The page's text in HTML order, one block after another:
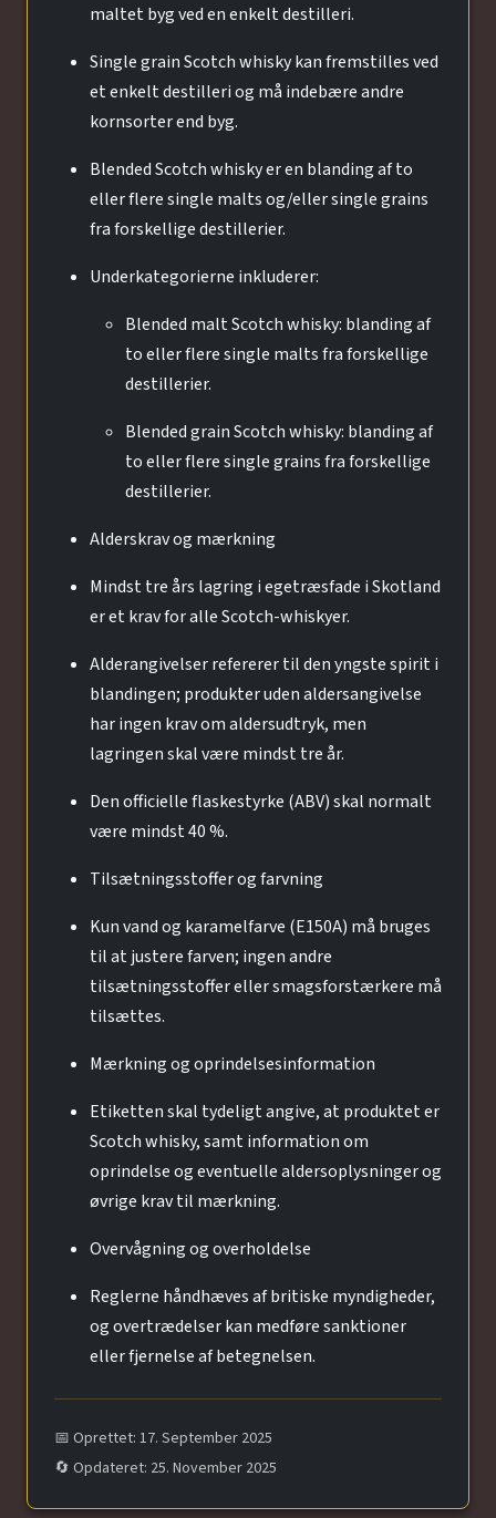
maltet byg ved en enkelt destilleri.
Single grain Scotch whisky kan fremstilles ved
et enkelt destilleri og må indebære andre
kornsorter end byg.
Blended Scotch whisky er en blanding af to
eller flere single malts og/eller single grains
fra forskellige destillerier.
Underkategorierne inkluderer:
Blended malt Scotch whisky: blanding af
to eller flere single malts fra forskellige
destillerier.
Blended grain Scotch whisky: blanding af
to eller flere single grains fra forskellige
destillerier.
Alderskrav og mærkning
Mindst tre års lagring i egetræsfade i Skotland
er et krav for alle Scotch-whiskyer.
Alderangivelser refererer til den yngste spirit i
blandingen; produkter uden aldersangivelse
har ingen krav om aldersudtryk, men
lagringen skal være mindst tre år.
Den officielle flaskestyrke (ABV) skal normalt
være mindst 40 %.
Tilsætningsstoffer og farvning
Kun vand og karamelfarve (E150A) må bruges
til at justere farven; ingen andre
tilsætningsstoffer eller smagsforstærkere må
tilsættes.
Mærkning og oprindelsesinformation
Etiketten skal tydeligt angive, at produktet er
Scotch whisky, samt information om
oprindelse og eventuelle aldersoplysninger og
øvrige krav til mærkning.
Overvågning og overholdelse
Reglerne håndhæves af britiske myndigheder,
og overtrædelser kan medføre sanktioner
eller fjernelse af betegnelsen.
📅 Oprettet: 17. September 2025
🔄 Opdateret: 25. November 2025